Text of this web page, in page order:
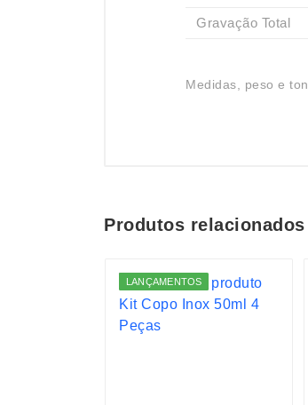
Gravação Total
Medidas, peso e
Produtos relacionados
LANÇAMENTOS